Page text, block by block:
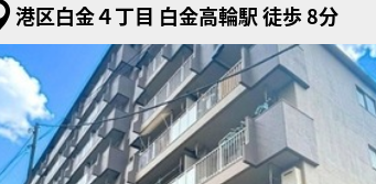
港区白金４丁目 白金高輪駅 徒歩 8分